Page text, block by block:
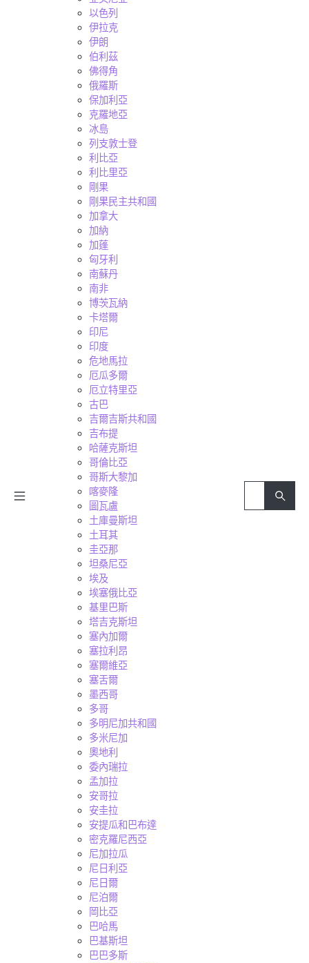
以色列
伊拉克
伊朗
伯利茲
佛得角
俄羅斯
保加利亞
克羅地亞
冰島
列支敦士登
利比亞
利比里亞
剛果
剛果民主共和國
加拿大
加納
加蓬
匈牙利
南蘇丹
南非
博茨瓦納
卡塔爾
印尼
印度
危地馬拉
厄瓜多爾
厄立特里亞
古巴
吉爾吉斯共和國
吉布提
哈薩克斯坦
哥倫比亞
哥斯大黎加
喀麥隆
圖瓦盧
土庫曼斯坦
土耳其
圭亞那
坦桑尼亞
埃及
埃塞俄比亞
基里巴斯
塔吉克斯坦
塞內加爾
塞拉利昂
塞爾維亞
塞舌爾
墨西哥
多哥
多明尼加共和國
多米尼加
奧地利
委內瑞拉
孟加拉
安哥拉
安圭拉
安提瓜和巴布達
密克羅尼西亞
尼加拉瓜
尼日利亞
尼日爾
尼泊爾
岡比亞
巴哈馬
巴基斯坦
巴巴多斯